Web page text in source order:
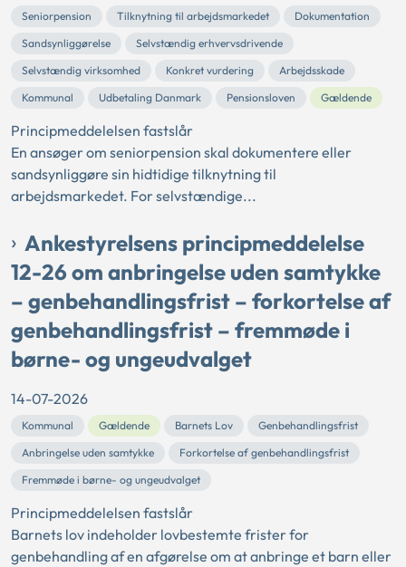
Seniorpension Tilknytning til arbejdsmarkedet
Dokumentation
Sandsynliggørelse
Selvstændig erhvervsdrivende
Selvstændig virksomhed
Konkret vurdering
Arbejdsskade
Kommunal
Udbetaling Danmark Pensionsloven Gældende
Principmeddelelsen fastslår
En ansøger om seniorpension skal dokumentere eller
sandsynliggøre sin hidtidige tilknytning til
arbejdsmarkedet. For selvstændige...
Ankestyrelsens principmeddelelse
12-26 om anbringelse uden samtykke
– genbehandlingsfrist – forkortelse af
genbehandlingsfrist – fremmøde i
børne- og ungeudvalget
14-07-2026
Kommunal Gældende Barnets Lov
Genbehandlingsfrist
Anbringelse uden samtykke
Forkortelse af genbehandlingsfrist
Fremmøde i børne- og ungeudvalget
Principmeddelelsen fastslår
Barnets lov indeholder lovbestemte frister for
genbehandling af en afgørelse om at anbringe et barn eller